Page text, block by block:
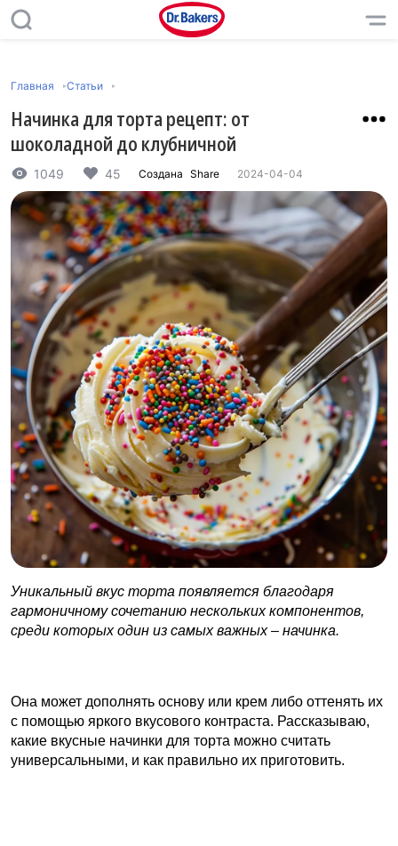
Главная Статьи
Начинка для торта рецепт: от
шоколадной до клубничной
1049 45 Создана Share 2024-04-04
Уникальный вкус торта появляется благодаря
гармоничному сочетанию нескольких компонентов,
среди которых один из самых важных – начинка.
Она может дополнять основу или крем либо оттенять их
с помощью яркого вкусового контраста. Рассказываю,
какие вкусные начинки для торта можно считать
универсальными, и как правильно их приготовить.